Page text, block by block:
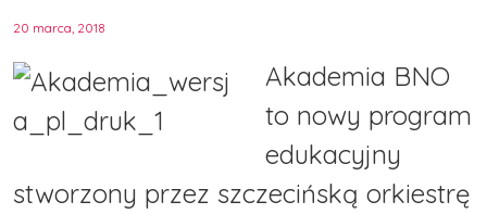
20 marca, 2018
Akademia BNO
to nowy program
edukacyjny
stworzony przez szczecińską orkiestrę